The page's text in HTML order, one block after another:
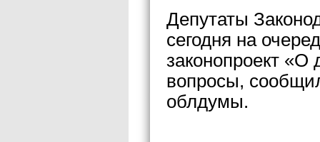
Депутаты
сегодня на
законопроект
вопросы,
облдумы.